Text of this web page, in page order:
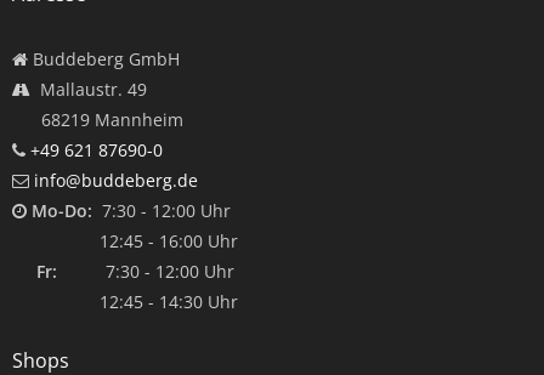
Buddeberg GmbH
Mallaustr. 49
68219 Mannheim
+49 621 87690-0
info@buddeberg.de
Mo-Do: 7:30 - 12:00 Uhr
12:45 - 16:00 Uhr
Fr: 7:30 - 12:00 Uhr
12:45 - 14:30 Uhr
Shops